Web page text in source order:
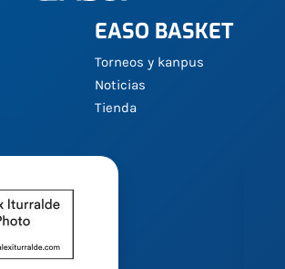
EASO BASKET
Torneos y kanpus
Noticias
Tienda